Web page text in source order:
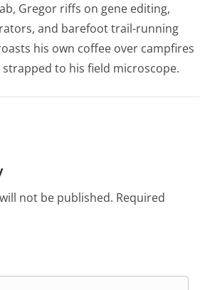
Gregor riffs on gene editing,
and barefoot trail-running
his own coffee over campfires
strapped to his field microscope.
not be published. Required